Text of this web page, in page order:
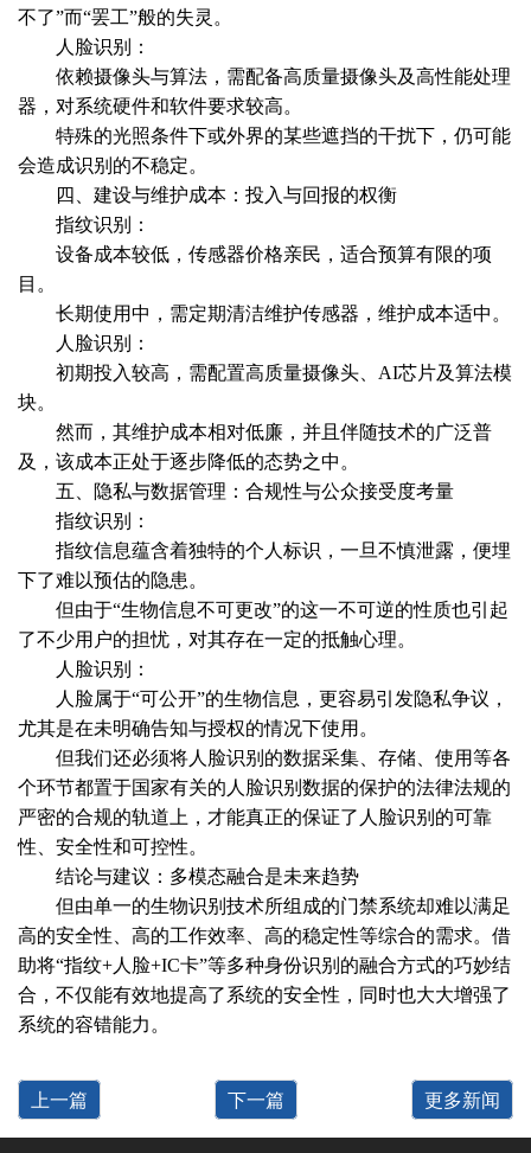
不了”而“罢工”般的失灵。
人脸识别：
依赖摄像头与算法，需配备高质量摄像头及高性能处理
器，对系统硬件和软件要求较高。
特殊的光照条件下或外界的某些遮挡的干扰下，仍可能
会造成识别的不稳定。
四、建设与维护成本：投入与回报的权衡
指纹识别：
设备成本较低，传感器价格亲民，适合预算有限的项
目。
长期使用中，需定期清洁维护传感器，维护成本适中。
人脸识别：
初期投入较高，需配置高质量摄像头、AI芯片及算法模
块。
然而，其维护成本相对低廉，并且伴随技术的广泛普
及，该成本正处于逐步降低的态势之中。
五、隐私与数据管理：合规性与公众接受度考量
指纹识别：
指纹信息蕴含着独特的个人标识，一旦不慎泄露，便埋
下了难以预估的隐患。
但由于“生物信息不可更改”的这一不可逆的性质也引起
了不少用户的担忧，对其存在一定的抵触心理。
人脸识别：
人脸属于“可公开”的生物信息，更容易引发隐私争议，
尤其是在未明确告知与授权的情况下使用。
但我们还必须将人脸识别的数据采集、存储、使用等各
个环节都置于国家有关的人脸识别数据的保护的法律法规的
严密的合规的轨道上，才能真正的保证了人脸识别的可靠
性、安全性和可控性。
结论与建议：多模态融合是未来趋势
但由单一的生物识别技术所组成的门禁系统却难以满足
高的安全性、高的工作效率、高的稳定性等综合的需求。借
助将“指纹+人脸+IC卡”等多种身份识别的融合方式的巧妙结
合，不仅能有效地提高了系统的安全性，同时也大大增强了
系统的容错能力。
上一篇 下一篇 更多新闻